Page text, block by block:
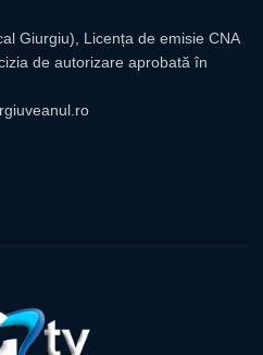
Giurgiu), Licența de emisie CNA
de autorizare aprobată în